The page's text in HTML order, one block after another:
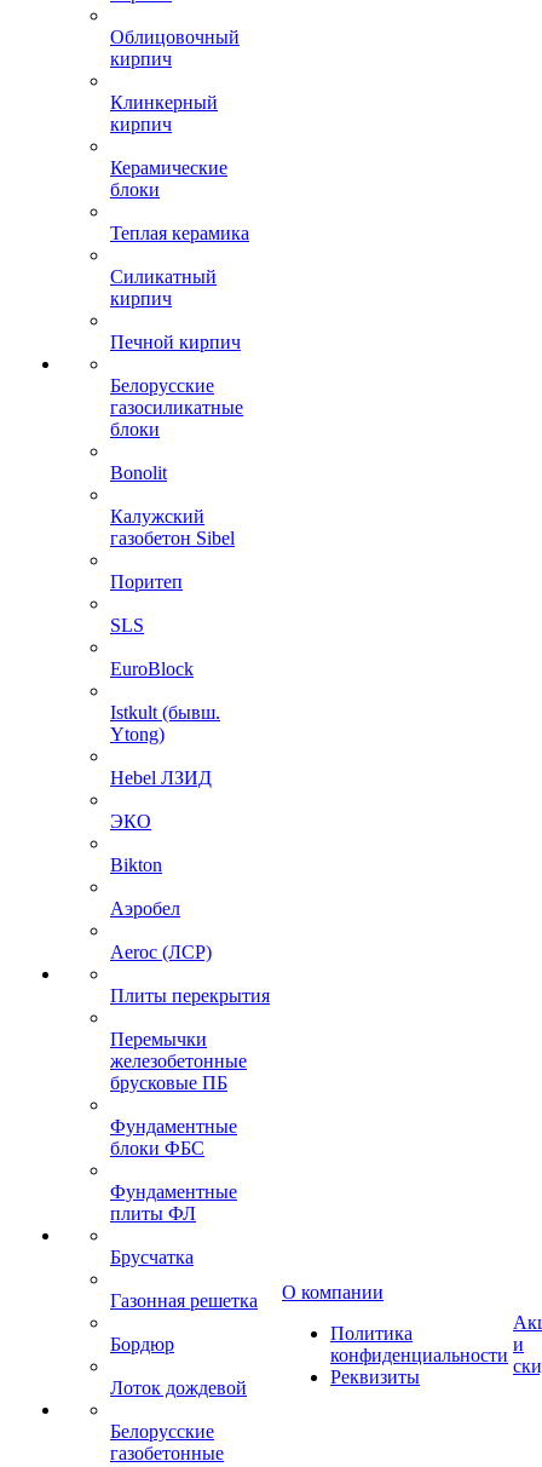
Облицовочный
кирпич
Клинкерный
кирпич
Керамические
блоки
Теплая керамика
Силикатный
кирпич
Печной кирпич
Белорусские
газосиликатные
блоки
Bonolit
Калужский
газобетон Sibel
Поритеп
SLS
EuroBlock
Istkult (бывш.
Ytong)
Hebel ЛЗИД
ЭКО
Bikton
Аэробел
Aeroc (ЛСР)
Плиты перекрытия
Перемычки
железобетонные
брусковые ПБ
Фундаментные
блоки ФБС
Фундаментные
плиты ФЛ
Брусчатка
Газонная решетка
Бордюр
Лоток дождевой
Белорусские
газобетонные
О компании
Политика
конфиденциальности
Реквизиты
и